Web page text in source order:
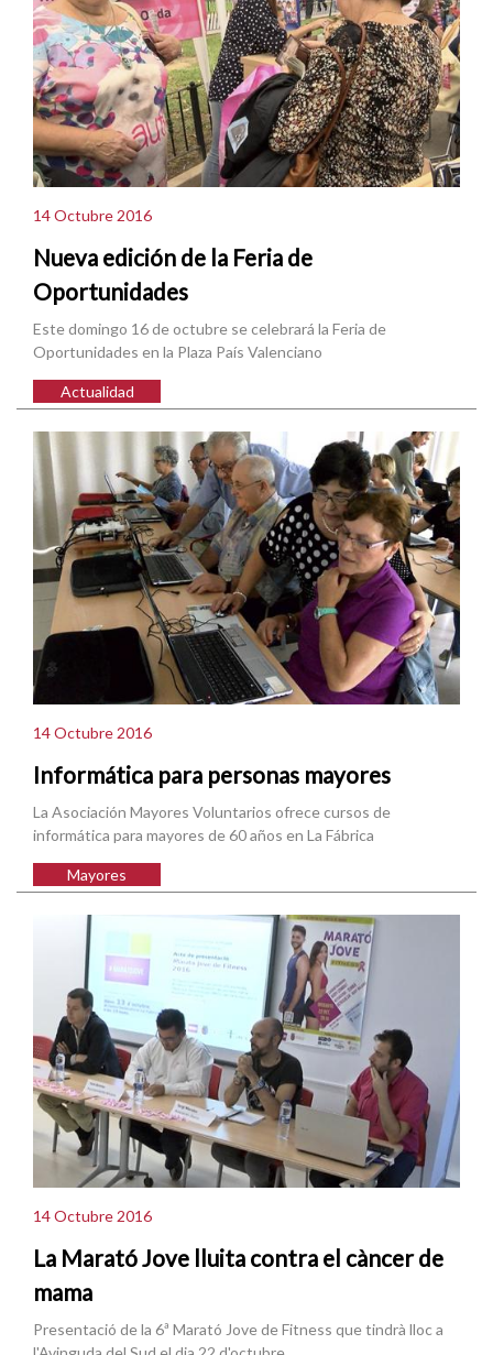
14 Octubre 2016
Nueva edición de la Feria de
Oportunidades
Este domingo 16 de octubre se celebrará la Feria de
Oportunidades en la Plaza País Valenciano
Actualidad
14 Octubre 2016
Informática para personas mayores
La Asociación Mayores Voluntarios ofrece cursos de
informática para mayores de 60 años en La Fábrica
Mayores
14 Octubre 2016
La Marató Jove lluita contra el càncer de
mama
Presentació de la 6ª Marató Jove de Fitness que tindrà lloc a